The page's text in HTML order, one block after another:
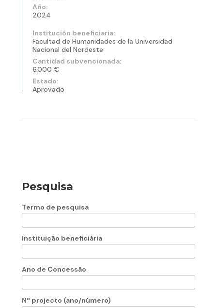
Año:
2024
Institución beneficiaria:
Facultad de Humanidades de la Universidad
Nacional del Nordeste
Cantidad subvencionada:
6.000 €
Estado:
Aprovado
Pesquisa
Termo de pesquisa
Instituição beneficiária
Ano de Concessão
Nº projecto (ano/número)